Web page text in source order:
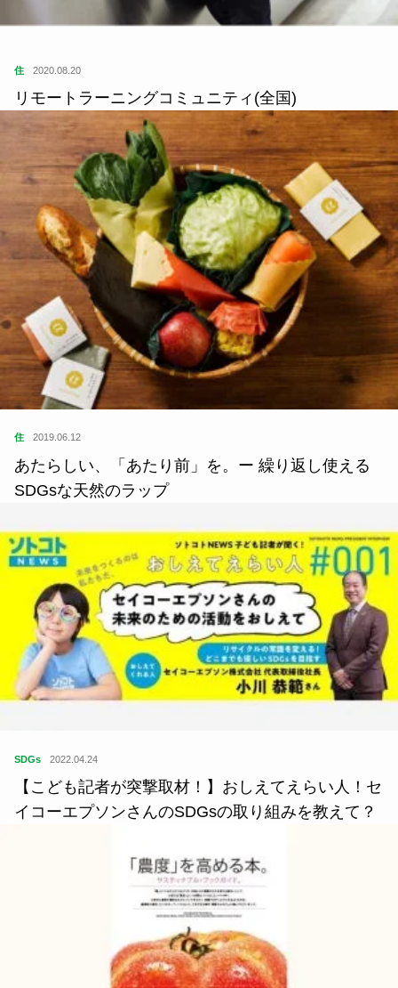
住 2020.08.20
リモートラーニングコミュニティ(全国)
住 2019.06.12
あたらしい、「あたり前」を。ー 繰り返し使える
SDGsな天然のラップ
SDGs 2022.04.24
【こども記者が突撃取材！】おしえてえらい人！セ
イコーエプソンさんのSDGsの取り組みを教えて？